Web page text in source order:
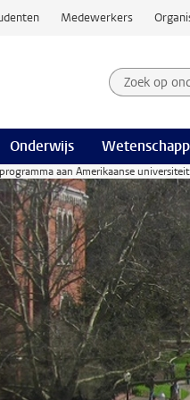
Medewerkers
Zoek op
Zoekterm
Onderwijs
aan Amerikaanse